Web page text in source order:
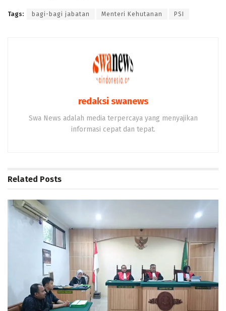
Tags: bagi-bagi jabatan Menteri Kehutanan PSI
redaksi swanews
Swa News adalah media terpercaya yang menyajikan
informasi cepat dan tepat.
Related Posts